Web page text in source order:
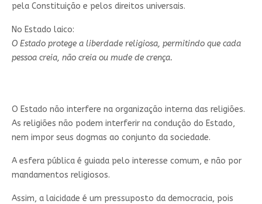
pela Constituição e pelos direitos universais.
No Estado laico:
O Estado protege a liberdade religiosa, permitindo que cada
pessoa creia, não creia ou mude de crença.
O Estado não interfere na organização interna das religiões.
As religiões não podem interferir na condução do Estado,
nem impor seus dogmas ao conjunto da sociedade.
A esfera pública é guiada pelo interesse comum, e não por
mandamentos religiosos.
Assim, a laicidade é um pressuposto da democracia, pois